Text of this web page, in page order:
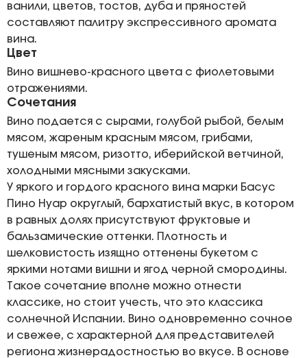
ванили, цветов, тостов, дуба и пряностей
составляют палитру экспрессивного аромата
вина.
Цвет
Вино вишнево-красного цвета с фиолетовыми
отражениями.
Сочетания
Вино подается с сырами, голубой рыбой, белым
мясом, жареным красным мясом, грибами,
тушеным мясом, ризотто, иберийской ветчиной,
холодными мясными закусками.
У яркого и гордого красного вина марки Басус
Пино Нуар округлый, бархатистый вкус, в котором
в равных долях присутствуют фруктовые и
бальзамические оттенки. Плотность и
шелковистость изящно оттенены букетом с
яркими нотами вишни и ягод черной смородины.
Такое сочетание вполне можно отнести
классике, но стоит учесть, что это классика
солнечной Испании. Вино одновременно сочное
и свежее, с характерной для представителей
региона жизнерадостностью во вкусе. В основе